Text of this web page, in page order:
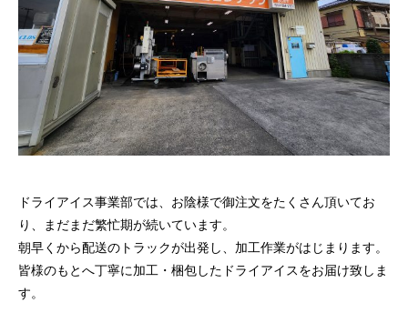
氷関連 価格改定のお知らせ
2026.06.29
朝は強い雨が降って
2025.05.19
ドライアイス事業部では、お陰様で御注文をたくさん頂いてお
り、まだまだ繁忙期が続いています。
朝早くから配送のトラックが出発し、加工作業がはじまります。
皆様のもとへ丁寧に加工・梱包したドライアイスをお届け致しま
す。